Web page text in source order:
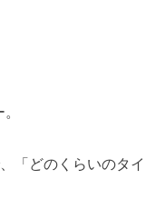
「どのくらいのタイ